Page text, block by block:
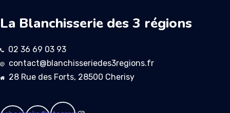
La Blanchisserie des 3 régions
02 36 69 03 93
contact@blanchisseriedes3regions.fr
28 Rue des Forts, 28500 Cherisy